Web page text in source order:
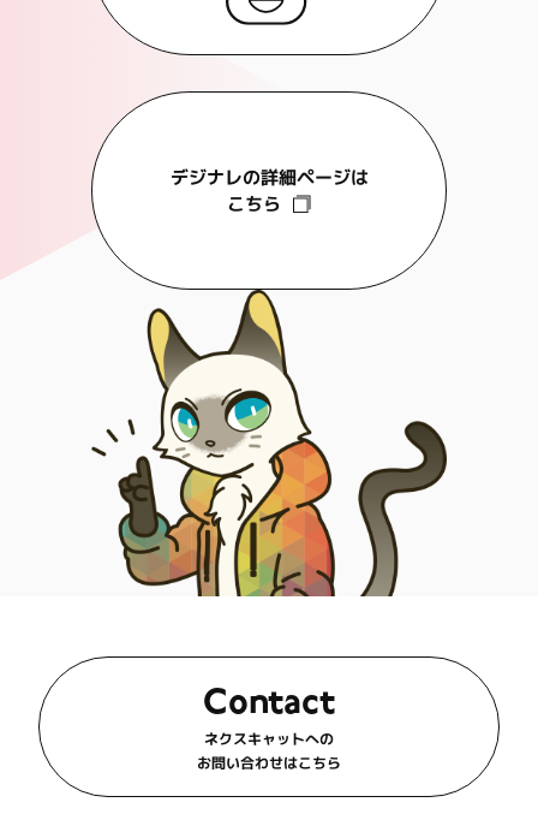
デジナレの詳細ページは
こちら
Contact
ネクスキャットへの
お問い合わせはこちら